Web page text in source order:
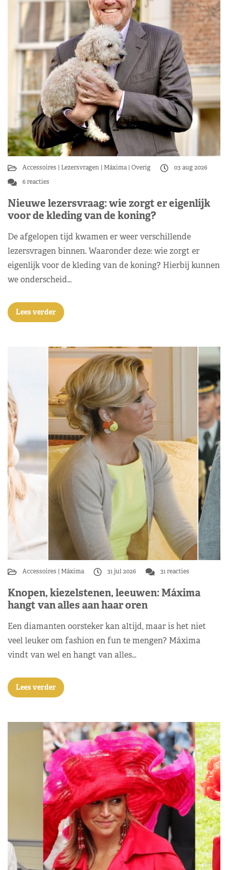
Accessoires Lezersvragen Máxima Overig
03 aug 2026
6 reacties
Nieuwe lezersvraag: wie zorgt er eigenlijk
voor de kleding van de koning?
De afgelopen tijd kwamen er weer verschillende
lezersvragen binnen. Waaronder deze: wie zorgt er
eigenlijk voor de kleding van de koning? Hierbij kunnen
we onderscheid…
Lees verder
Accessoires Máxima 31 jul 2026 31 reacties
Knopen, kiezelstenen, leeuwen: Máxima
hangt van alles aan haar oren
Een diamanten oorsteker kan altijd, maar is het niet
veel leuker om fashion en fun te mengen? Máxima
vindt van wel en hangt van alles…
Lees verder